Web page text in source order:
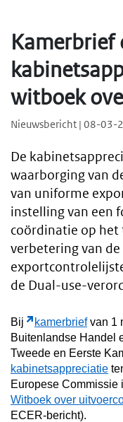
Kamerbrief
witboek
Nieuwsbericht | 08-03-
De
waarborging van
van uniforme
instelling van een
coördinatie op
verbetering van
de Dual-use-
Bij kamerbriefvan 1
Buitenlandse Handel
Tweede en Eerste
kabinetsappreciatie
Europese Commissie
Witboek over
ECER-bericht).